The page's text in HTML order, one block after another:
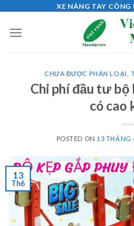
content
XE NÂNG TAY
CHƯA ĐƯỢC PHÂN LOẠI
Chi phí đầu tư bộ
có cao
POSTED ON 13 THÁNG
13
Th6